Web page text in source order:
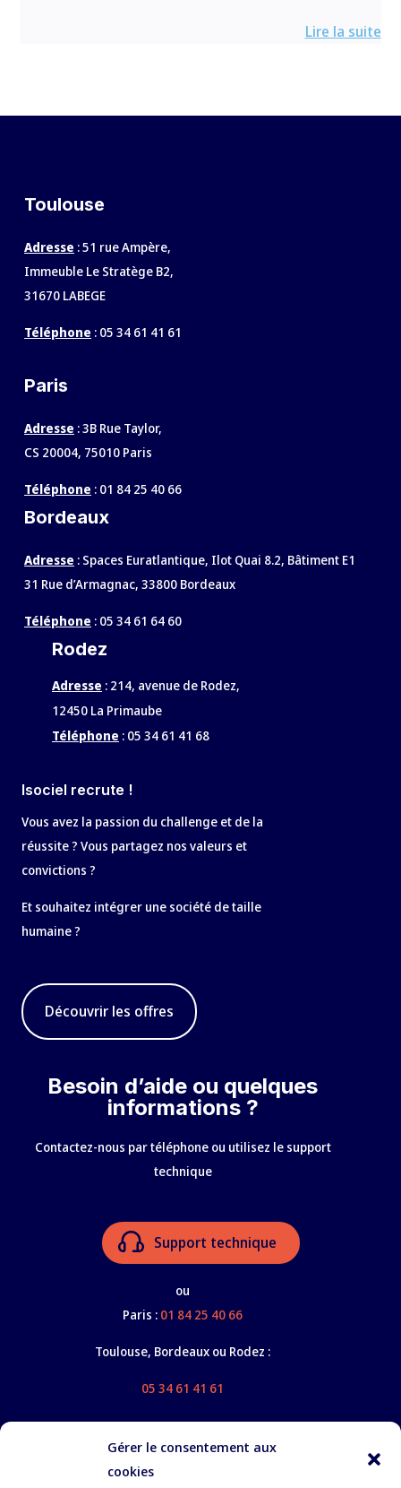
Gérer le consentement aux
cookies
Lire la suite
Toulouse
Adresse : 51 rue Ampère,
Immeuble Le Stratège B2,
31670 LABEGE
Téléphone : 05 34 61 41 61
Paris
Adresse : 3B Rue Taylor,
CS 20004, 75010 Paris
Téléphone : 01 84 25 40 66
Bordeaux
Adresse : Spaces Euratlantique, Ilot Quai 8.2, Bâtiment E1
31 Rue d’Armagnac, 33800 Bordeaux
Téléphone : 05 34 61 64 60
Rodez
Adresse : 214, avenue de Rodez,
12450 La Primaube
Téléphone : 05 34 61 41 68
Isociel recrute !
Vous avez la passion du challenge et de la
réussite ? Vous partagez nos valeurs et
convictions ?
Et souhaitez intégrer une société de taille
humaine ?
Découvrir les offres
Besoin d’aide ou quelques
informations ?
Contactez-nous par téléphone ou utilisez le support
technique
Support technique
ou
Paris : 01 84 25 40 66
Toulouse, Bordeaux ou Rodez :
05 34 61 41 61